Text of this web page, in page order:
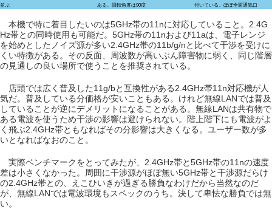
並ぶ
ある。回転角度は90度
付いている。ほぼ全面通気口
本機で特に着目したいのは5GHz帯の11nに対応していること。2.4G
Hz帯との同時使用も可能だ。5GHz帯の11nおよび11aは、電子レンジ
を始めとしたノイズ源が多い2.4GHz帯の11b/g/nと比べて干渉を受けに
くい特徴がある。その反面、周波数が高いぶん障害物に弱く、同じ階層
の見通しの良い場所で使うことを推奨されている。
店頭では広く普及した11g/bと互換性がある2.4GHz帯11n対応機が人
気だ。普及している分価格が安いこともある。けれど無線LANでは普及
していることが逆にデメリットになることがある。無線LANは共有物で
ある電波を使うため干渉の影響は避けられない。階上階下にも電波がよ
く飛ぶ2.4GHz帯ともなればその分影響は大きくなる。ユーザー数が多
いとなればなおのこと。
実際ベンチマークをとってみたが、2.4GHz帯と5GHz帯の11nの速度
差は小さくなかった。周囲に干渉源がほぼ無い5GHz帯と干渉源だらけ
の2.4GHz帯との、えこひいきが過ぎる勝負なわけだから当然なのだ
が、無線LANでは電波環境もスペックのうち。決して卑怯な勝負では無
い。